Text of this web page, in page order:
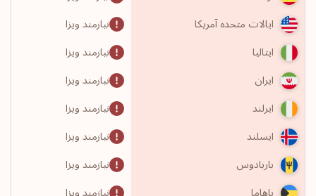
ایالات متحده آمریکا
نیازمند ویزا
ایتالیا
نیازمند ویزا
ایران
نیازمند ویزا
ایرلند
نیازمند ویزا
ایسلند
نیازمند ویزا
باربادوس
نیازمند ویزا